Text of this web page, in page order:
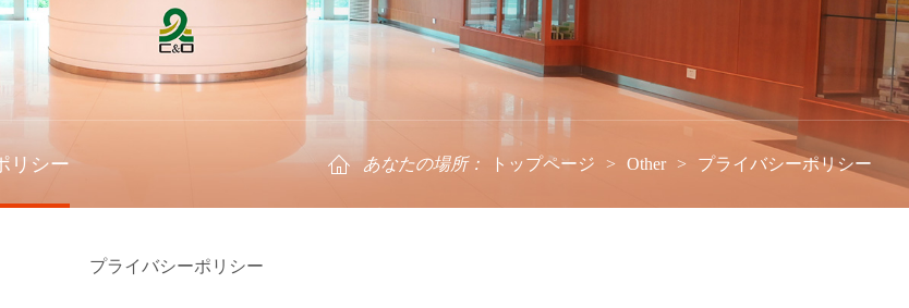
あなたの場所： トップページ > Other > プライバシーポリシー
リシー
プライバシーポリシー